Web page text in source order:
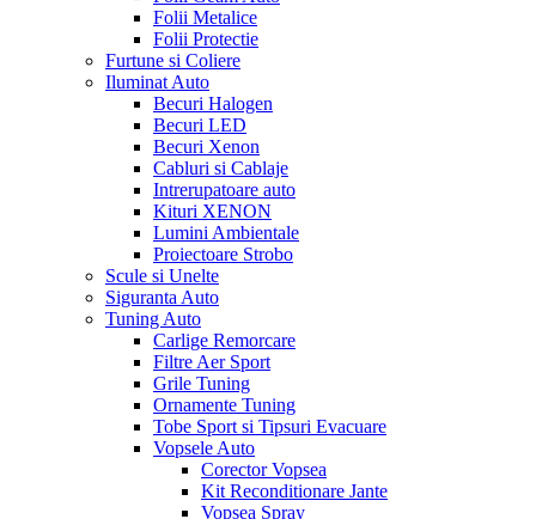
Folii Metalice
Folii Protectie
Furtune si Coliere
Iluminat Auto
Becuri Halogen
Becuri LED
Becuri Xenon
Cabluri si Cablaje
Intrerupatoare auto
Kituri XENON
Lumini Ambientale
Proiectoare Strobo
Scule si Unelte
Siguranta Auto
Tuning Auto
Carlige Remorcare
Filtre Aer Sport
Grile Tuning
Ornamente Tuning
Tobe Sport si Tipsuri Evacuare
Vopsele Auto
Corector Vopsea
Kit Reconditionare Jante
Vopsea Spray